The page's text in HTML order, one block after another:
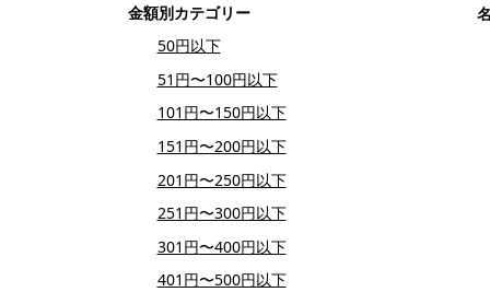
金額別カテゴリー
50円以下
51円〜100円以下
101円〜150円以下
151円〜200円以下
201円〜250円以下
251円〜300円以下
301円〜400円以下
401円〜500円以下